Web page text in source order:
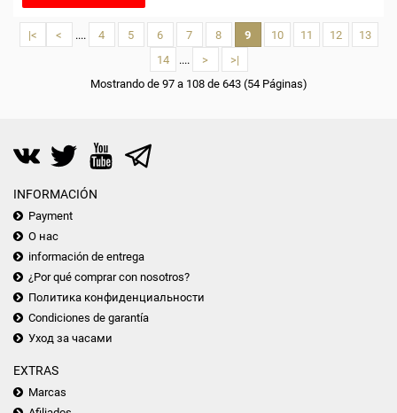
|< < .... 4 5 6 7 8 9 10 11 12
13
14
.... >
>|
Mostrando de 97 a 108 de 643 (54 Páginas)
INFORMACIÓN
Payment
О нас
información de entrega
¿Por qué comprar con nosotros?
Политика конфиденциальности
Condiciones de garantía
Уход за часами
EXTRAS
Marcas